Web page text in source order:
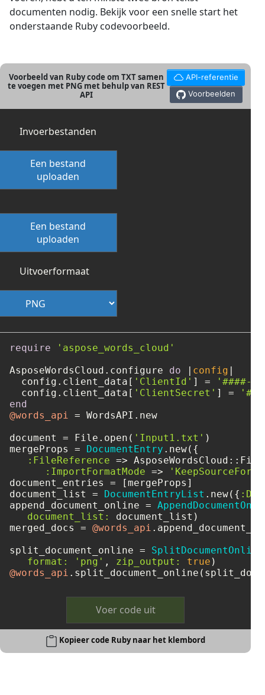
documenten nodig. Bekijk voor een snelle start het
onderstaande Ruby codevoorbeeld.
Voorbeeld van Ruby code om TXT samen
te voegen met PNG met behulp van REST
API
API-referentie
Voorbeelden
Invoerbestanden
Een bestand
uploaden
Een bestand
uploaden
Uitvoerformaat
require
'aspose_words_cloud'
AsposeWordsCloud.configure do | config |
  config.client_data[
'ClientId' ] =
'####-
  config.client_data[
'ClientSecret' ] =
end
@words_api = WordsAPI.new
document = File.open( 'Input1.txt' )
mergeProps = DocumentEntry .new({
:FileReference =>
:ImportFormatMode =>
document_entries = [mergeProps]
document_list = DocumentEntryList .new({
append_document_online =
document_list:
document_list)
merged_docs = @words_api
split_document_online =
format:
'png' , zip_output: true
@words_api
Voer code uit
Kopieer code Ruby naar het klembord